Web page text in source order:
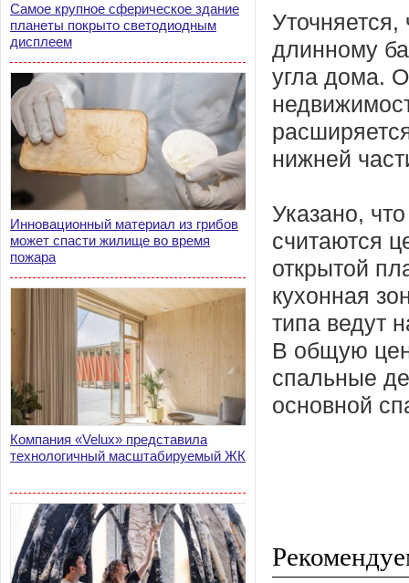
Самое крупное сферическое здание
планеты покрыто светодиодным
дисплеем
Инновационный материал из грибов
может спасти жилище во время
пожара
Компания «Velux» представила
технологичный масштабируемый ЖК
длинному
угла дома.
нижней
Указано,
считаются
открытой
кухонная
типа ведут
В общую
спальные
основной